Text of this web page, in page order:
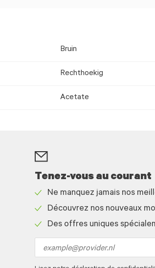
Bruin
Rechthoekig
Acetate
Tenez-vous au courant
icon
Ne manquez jamais nos
icon
Découvrez nos nouveaux
Des offres uniques
address